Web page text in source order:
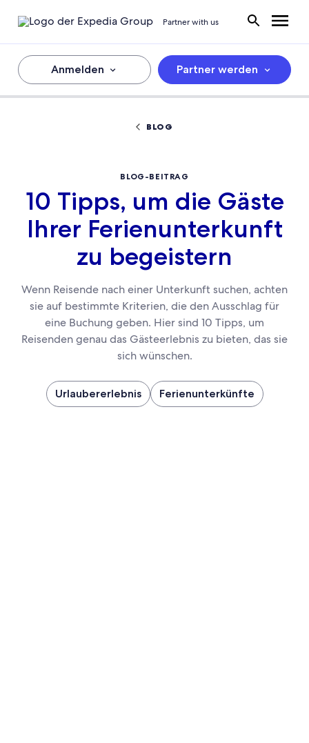
Partner with us
Anmelden Partner werden
BLOG
BLOG-BEITRAG
10 Tipps, um die Gäste
Ihrer Ferienunterkunft
zu begeistern
Wenn Reisende nach einer Unterkunft suchen, achten
sie auf bestimmte Kriterien, die den Ausschlag für
eine Buchung geben. Hier sind 10 Tipps, um
Reisenden genau das Gästeerlebnis zu bieten, das sie
sich wünschen.
Urlaubererlebnis Ferienunterkünfte